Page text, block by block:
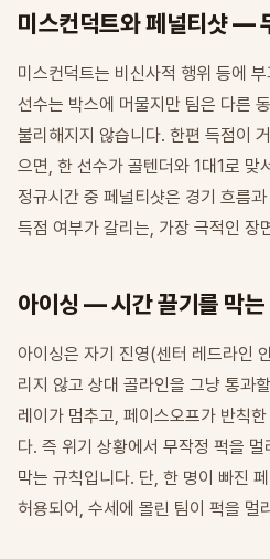
미스컨덕트와 페널티샷 —
미스컨덕트는 비신사적 행위 등에
선수는 박스에 머물지만 팀은 다른
불리해지지 않습니다. 한편 득점이
으면, 한 선수가 골텐더와 1대1로 맞
정규시간 중 페널티샷은 경기 흐름
득점 여부가 갈리는, 가장 극적인 장
아이싱 — 시간 끌기를 막는
아이싱은 자기 진영(센터 레드라인
리지 않고 상대 골라인을 그냥 통과
레이가 멈추고, 페이스오프가 반칙
다. 즉 위기 상황에서 무작정 퍽을
막는 규칙입니다. 단, 한 명이 빠진
허용되어, 수세에 몰린 팀이 퍽을 멀